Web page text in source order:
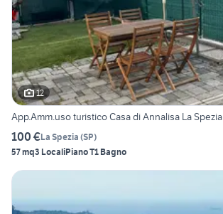
12
App.Amm.uso turistico Casa di Annalisa La Spezia
100 €La Spezia (SP)
57 mq3 LocaliPiano T1 Bagno